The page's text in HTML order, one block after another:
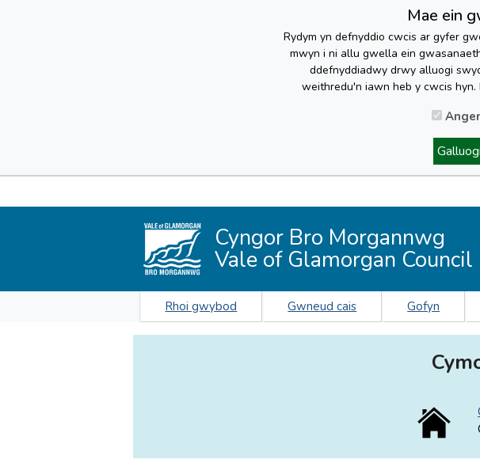
Mae ein
Rydym yn defnyddio cwcis ar gyfer
mwyn i ni allu gwella ein
ddefnyddiadwy drwy alluogi
weithredu'n iawn heb y cwcis
Cyngor Bro Morgannwg
Vale of Glamorgan Council
Rhoi gwybod Gwneud cais Gofyn